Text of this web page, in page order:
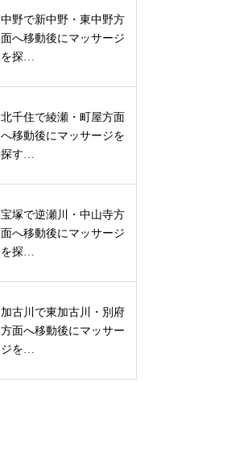
中野で新中野・東中野方
面へ移動後にマッサージ
を探…
北千住で綾瀬・町屋方面
へ移動後にマッサージを
探す…
宝塚で逆瀬川・中山寺方
面へ移動後にマッサージ
を探…
加古川で東加古川・別府
方面へ移動後にマッサー
ジを…